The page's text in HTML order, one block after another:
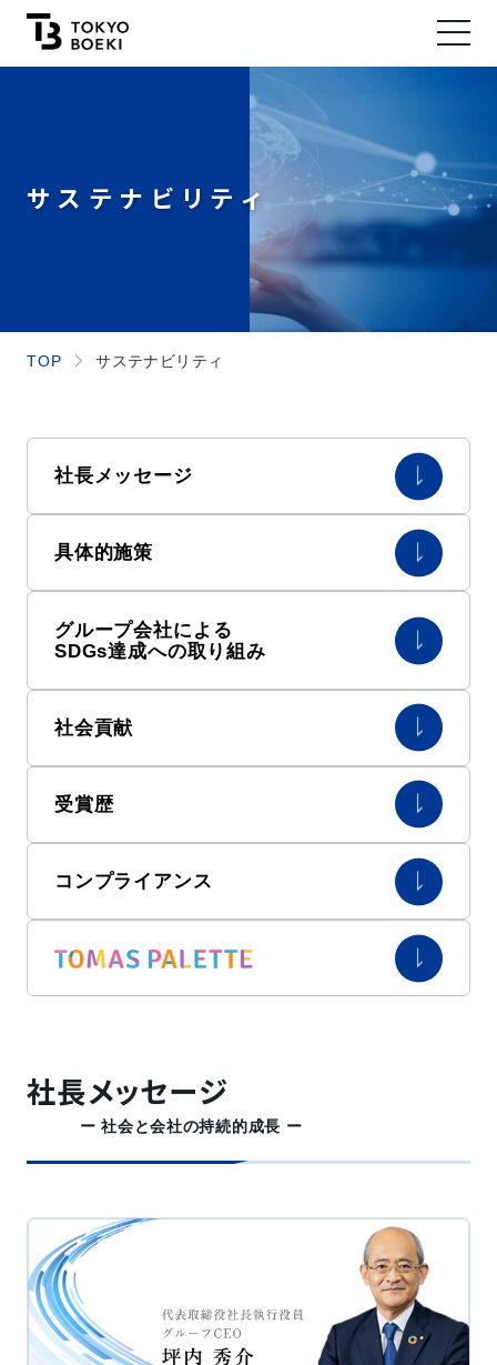
サステナビリティ
サステナビリティ
社長メッセージ
具体的施策
グループ会社による
SDGs達成への取り組み
社会貢献
受賞歴
コンプライアンス
社長メッセージ
ー 社会と会社の持続的成長 ー